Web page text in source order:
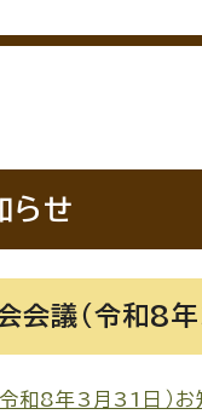
らせ
会議（令和8
和8年3月31日）